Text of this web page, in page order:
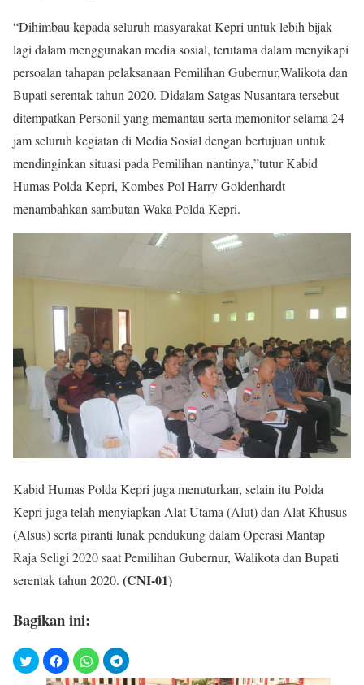
“Dihimbau kepada seluruh masyarakat Kepri untuk lebih bijak
lagi dalam menggunakan media sosial, terutama dalam menyikapi
persoalan tahapan pelaksanaan Pemilihan Gubernur,Walikota dan
Bupati serentak tahun 2020. Didalam Satgas Nusantara tersebut
ditempatkan Personil yang memantau serta memonitor selama 24
jam seluruh kegiatan di Media Sosial dengan bertujuan untuk
mendinginkan situasi pada Pemilihan nantinya,”tutur Kabid
Humas Polda Kepri, Kombes Pol Harry Goldenhardt
menambahkan sambutan Waka Polda Kepri.
Kabid Humas Polda Kepri juga menuturkan, selain itu Polda
Kepri juga telah menyiapkan Alat Utama (Alut) dan Alat Khusus
(Alsus) serta piranti lunak pendukung dalam Operasi Mantap
Raja Seligi 2020 saat Pemilihan Gubernur, Walikota dan Bupati
serentak tahun 2020. (CNI-01)
Bagikan ini: